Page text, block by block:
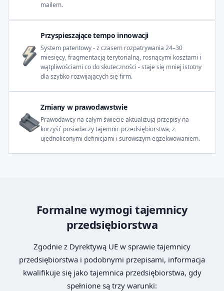
mailem.
Przyspieszające tempo innowacji
System patentowy - z czasem rozpatrywania 24–30
miesięcy, fragmentacją terytorialną, rosnącymi kosztami i
wątpliwościami co do skuteczności - staje się mniej istotny
dla szybko rozwijających się firm.
Zmiany w prawodawstwie
Prawodawcy na całym świecie aktualizują przepisy na
korzyść posiadaczy tajemnic przedsiębiorstwa, z
ujednoliconymi definicjami i surowszym egzekwowaniem.
Formalne wymogi tajemnicy
przedsiębiorstwa
Zgodnie z Dyrektywą UE w sprawie tajemnicy
przedsiębiorstwa i podobnymi przepisami, informacja
kwalifikuje się jako tajemnica przedsiębiorstwa, gdy
spełnione są trzy warunki: